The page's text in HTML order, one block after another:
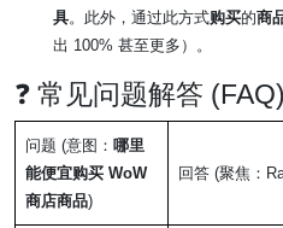
具。此外，通过此方式购买的商
出 100% 甚至更多）。
❓ 常见问题解答 (FAQ)
问题 (意图： 哪里
能便宜购买 WoW
商店商品)
回答 (聚焦：